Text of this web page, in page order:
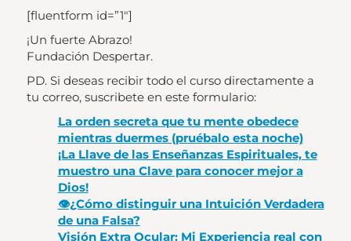
[fluentform id=”1″]
¡Un fuerte Abrazo!
Fundación Despertar.
PD. Si deseas recibir todo el curso directamente a
tu correo, suscribete en este formulario:
La orden secreta que tu mente obedece
mientras duermes (pruébalo esta noche)
¡La Llave de las Enseñanzas Espirituales, te
muestro una Clave para conocer mejor a
Dios!
👁️¿Cómo distinguir una Intuición Verdadera
de una Falsa?
Visión Extra Ocular: Mi Experiencia real con